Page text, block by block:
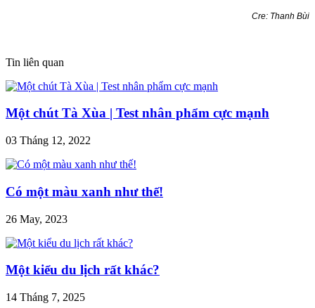
Cre: Thanh Bùi
Tin liên quan
Một chút Tà Xùa | Test nhân phẩm cực mạnh
03 Tháng 12, 2022
Có một màu xanh như thế!
26 May, 2023
Một kiểu du lịch rất khác?
14 Tháng 7, 2025